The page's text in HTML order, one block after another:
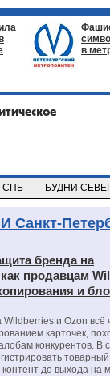
в
СПБ БУДНИ
Санкт-
бренда на
продавцам
и
и Ozon всё
карточек,
конкурентов. В
товарный
до выхода на